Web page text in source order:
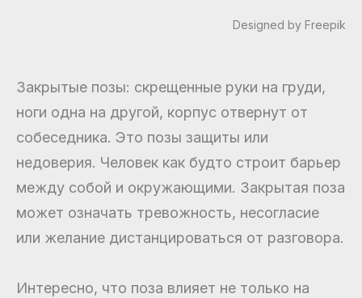
Designed by Freepik
Закрытые позы: скрещенные руки на груди,
ноги одна на другой, корпус отвернут от
собеседника. Это позы защиты или
недоверия. Человек как будто строит барьер
между собой и окружающими. Закрытая поза
может означать тревожность, несогласие
или желание дистанцироваться от разговора.
Интересно, что поза влияет не только на